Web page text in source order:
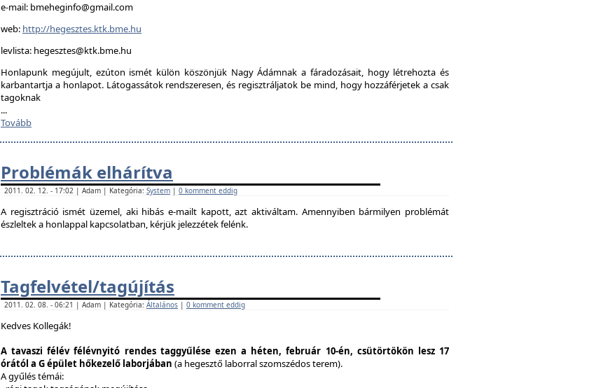
e-mail: bmeheginfo@gmail.com
web: http://hegesztes.ktk.bme.hu
levlista: hegesztes@ktk.bme.hu
Honlapunk megújult, ezúton ismét külön köszönjük Nagy Ádámnak a fáradozásait, hogy létrehozta és
karbantartja a honlapot. Látogassátok rendszeresen, és regisztráljatok be mind, hogy hozzáférjetek a csak
tagoknak
...
Tovább
Problémák elhárítva
2011. 02. 12. - 17:02 | Adam | Kategória: System | 0 komment eddig
A regisztráció ismét üzemel, aki hibás e-mailt kapott, azt aktiváltam. Amennyiben bármilyen problémát
észleltek a honlappal kapcsolatban, kérjük jelezzétek felénk.
Tagfelvétel/tagújítás
2011. 02. 08. - 06:21 | Adam | Kategória: Általános | 0 komment eddig
Kedves Kollegák!
A tavaszi félév félévnyitó rendes taggyűlése ezen a héten, február 10-én, csütörtökön lesz 17
órától a G épület hőkezelő laborjában (a hegesztő laborral szomszédos terem).
A gyűlés témái: